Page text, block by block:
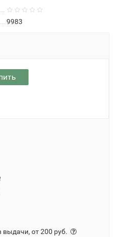
9983
выдачи, от 200 руб.